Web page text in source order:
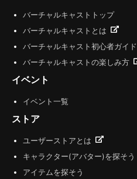
バーチャルキャストトップ
バーチャルキャストとは
バーチャルキャスト初心者ガイド
バーチャルキャストの楽しみ方
イベント
イベント一覧
ストア
ユーザーストアとは
キャラクター(アバター)を探そう
アイテムを探そう